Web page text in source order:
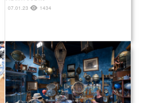
07.01.23 1434